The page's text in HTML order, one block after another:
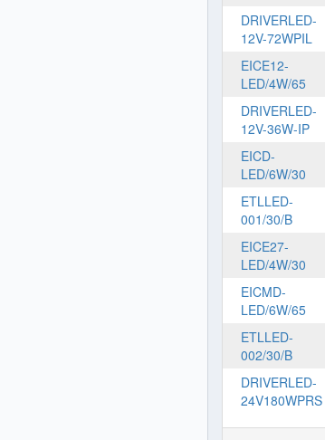
DRIVERLED-
12V-72WPIL
EICE12-
LED/4W/65
DRIVERLED-
12V-36W-IP
EICD-
LED/6W/30
ETLLED-
001/30/B
EICE27-
LED/4W/30
EICMD-
LED/6W/65
ETLLED-
002/30/B
DRIVERLED-
24V180WPRS